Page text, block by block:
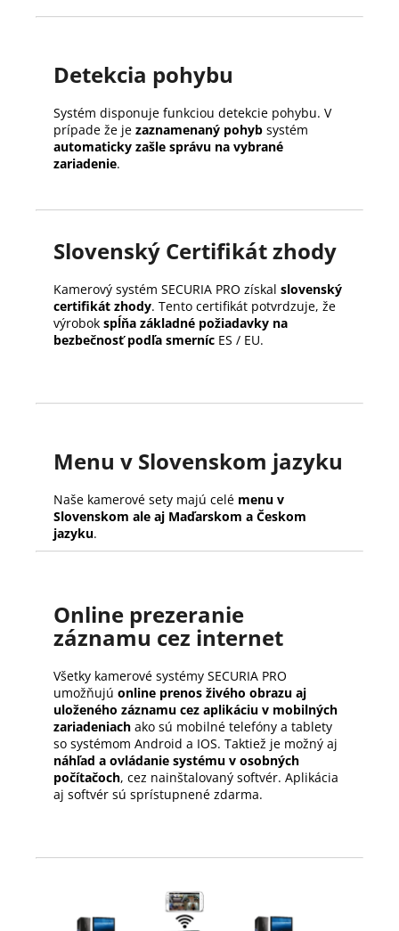
Detekcia pohybu
Systém disponuje funkciou detekcie pohybu. V
prípade že je zaznamenaný pohyb systém
automaticky zašle správu na vybrané
zariadenie.
Slovenský Certifikát zhody
Kamerový systém SECURIA PRO získal slovenský
certifikát zhody. Tento certifikát potvrdzuje, že
výrobok spĺňa základné požiadavky na
bezbečnosť podľa smerníc ES / EU.
Menu v Slovenskom jazyku
Naše kamerové sety majú celé menu v
Slovenskom ale aj Maďarskom a Českom
jazyku.
Online prezeranie
záznamu cez internet
Všetky kamerové systémy SECURIA PRO
umožňujú online prenos živého obrazu aj
uloženého záznamu cez aplikáciu v mobilných
zariadeniach ako sú mobilné telefóny a tablety
so systémom Android a IOS. Taktiež je možný aj
náhľad a ovládanie systému v osobných
počítačoch, cez nainštalovaný softvér. Aplikácia
aj softvér sú sprístupnené zdarma.